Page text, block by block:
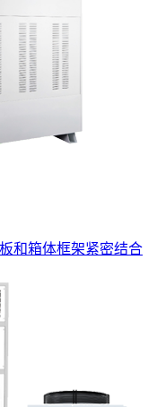
和箱体框架紧密结合